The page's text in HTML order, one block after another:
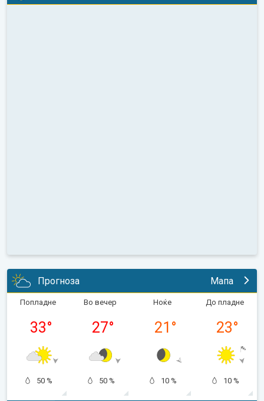
Прогноза Мапа
Попладне
33°
50 %
Во вечер
27°
50 %
Ноќе
21 °
10 %
До пладне
23°
10 %